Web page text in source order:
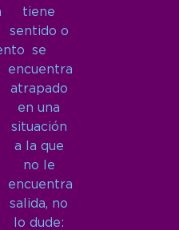
tiene
sentido o
se
encuentra
atrapado
en una
situación
a la que
no le
encuentra
salida, no
lo dude: